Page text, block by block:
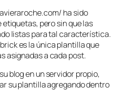
ha sido
pero sin que las
listas para tal característica.
es la única plantilla que
asignadas a cada post.
blog en un servidor propio,
su plantilla agregando dentro